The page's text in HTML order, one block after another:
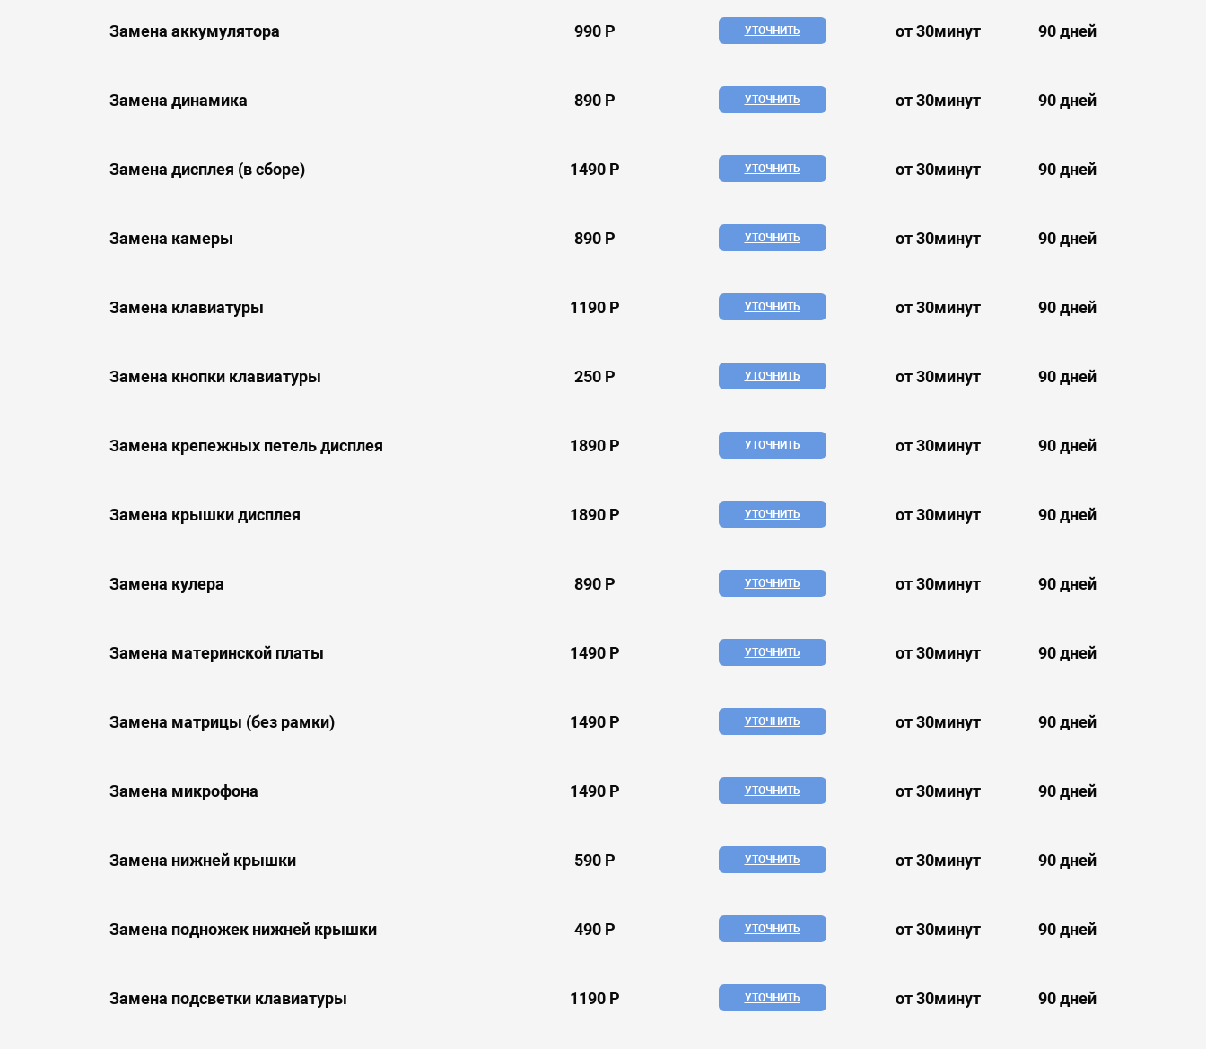
Замена аккумулятора 990 Р УТОЧНИТЬ от 30минут 90 дней
Замена динамика 890 Р УТОЧНИТЬ от 30минут 90 дней
Замена дисплея (в сборе) 1490 Р УТОЧНИТЬ от 30минут 90 дней
Замена камеры 890 Р УТОЧНИТЬ от 30минут 90 дней
Замена клавиатуры 1190 Р УТОЧНИТЬ от 30минут 90 дней
Замена кнопки клавиатуры 250 Р УТОЧНИТЬ от 30минут 90 дней
Замена крепежных петель дисплея 1890 Р УТОЧНИТЬ от 30минут 90 дней
Замена крышки дисплея 1890 Р УТОЧНИТЬ от 30минут 90 дней
Замена кулера 890 Р УТОЧНИТЬ от 30минут 90 дней
Замена материнской платы 1490 Р УТОЧНИТЬ от 30минут 90 дней
Замена матрицы (без рамки) 1490 Р УТОЧНИТЬ от 30минут 90 дней
Замена микрофона 1490 Р УТОЧНИТЬ от 30минут 90 дней
Замена нижней крышки 590 Р УТОЧНИТЬ от 30минут 90 дней
Замена подножек нижней крышки 490 Р УТОЧНИТЬ от 30минут 90 дней
Замена подсветки клавиатуры 1190 Р УТОЧНИТЬ от 30минут 90 дней